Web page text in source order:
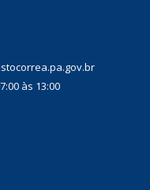
às 13:00